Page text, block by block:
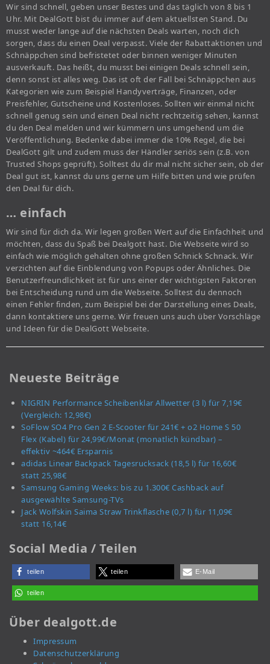
Wir sind schnell, geben unser Bestes und das täglich von 8 bis 1
Uhr. Mit DealGott bist du immer auf dem aktuellsten Stand. Du
musst weder lange auf die nächsten Deals warten, noch dich
sorgen, dass du einen Deal verpasst. Viele der Rabattaktionen und
Schnäppchen sind befristetet oder binnen weniger Minuten
ausverkauft. Das heißt, du musst bei einigen Deals schnell sein,
denn sonst ist alles weg. Das ist oft der Fall bei Schnäppchen aus
Kategorien wie zum Beispiel Handyverträge, Finanzen, oder
Preisfehler, Gutscheine und Kostenloses. Sollten wir einmal nicht
schnell genug sein und einen Deal nicht rechtzeitig sehen, kannst
du den Deal melden und wir kümmern uns umgehend um die
Veröffentlichung. Bedenke dabei immer die 10% Regel, die bei
DealGott gilt und zudem muss der Händler seriös sein (z.B. von
Trusted Shops geprüft). Solltest du dir mal nicht sicher sein, ob der
Deal gut ist, kannst du uns gerne um Hilfe bitten und wie prüfen
den Deal für dich.
… einfach
Wir sind für dich da. Wir legen großen Wert auf die Einfachheit und
möchten, dass du Spaß bei Dealgott hast. Die Webseite wird so
einfach wie möglich gehalten ohne großen Schnick Schnack. Wir
verzichten auf die Einblendung von Popups oder Ähnliches. Die
Benutzerfreundlichkeit ist für uns einer der wichtigsten Faktoren
bei Entscheidung rund um die Webseite. Solltest du dennoch
einen Fehler finden, zum Beispiel bei der Darstellung eines Deals,
dann kontaktiere uns gerne. Wir freuen uns auch über Vorschläge
und Ideen für die DealGott Webseite.
Neueste Beiträge
NIGRIN Performance Scheibenklar Allwetter (3 l) für 7,19€
(Vergleich: 12,98€)
SoFlow SO4 Pro Gen 2 E-Scooter für 241€ + o2 Home S 50
Flex (Kabel) für 24,99€/Monat (monatlich kündbar) –
effektiv ~464€ Ersparnis
adidas Linear Backpack Tagesrucksack (18,5 l) für 16,60€
statt 25,98€
Samsung Gaming Weeks: bis zu 1.300€ Cashback auf
ausgewählte Samsung-TVs
Jack Wolfskin Saima Straw Trinkflasche (0,7 l) für 11,09€
statt 16,14€
Social Media / Teilen
teilen teilen E-Mail
teilen
Über dealgott.de
Impressum
Datenschutzerklärung